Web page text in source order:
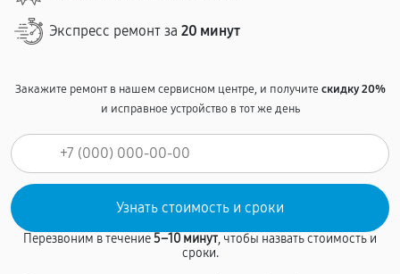
Экспресс ремонт за 20 минут
Закажите ремонт в нашем сервисном центре, и получитескидку 20%
и исправное устройство в тот же день
Перезвоним в течение5–10 минут, чтобы назвать стоимость и
сроки.